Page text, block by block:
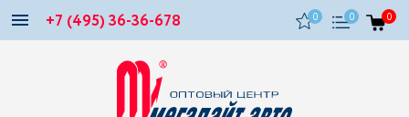
+7 (495) 36-36-678 0 0 0